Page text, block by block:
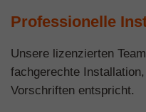
Professionelle
Unsere lizenzierten
fachgerechte
Vorschriften entspricht.